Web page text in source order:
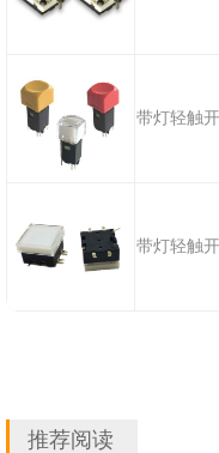
带灯轻触
带灯轻触
推荐阅读